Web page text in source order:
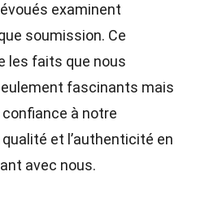
examinent
soumission. Ce
les faits que nous
fascinants mais
à notre
et l’authenticité en
avec nous.